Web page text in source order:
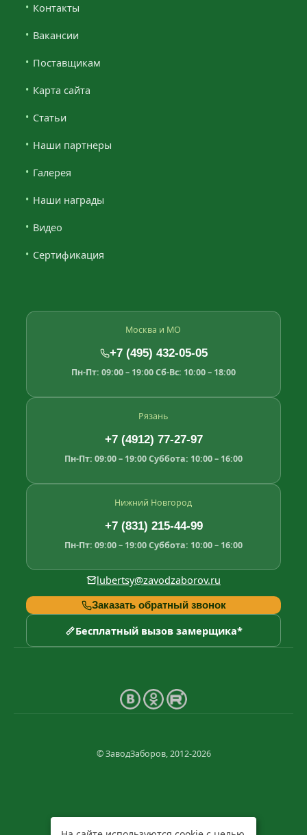
Контакты
Вакансии
Поставщикам
Карта сайта
Статьи
Наши партнеры
Галерея
Наши награды
Видео
Сертификация
Москва и МО
+7 (495) 432-05-05
Пн-Пт: 09:00 – 19:00Сб-Вс: 10:00 – 18:00
Рязань
+7 (4912) 77-27-97
Пн-Пт: 09:00 – 19:00Суббота: 10:00 – 16:00
Нижний Новгород
+7 (831) 215-44-99
Пн-Пт: 09:00 – 19:00Суббота: 10:00 – 16:00
lubertsy@zavodzaborov.ru
Заказать обратный звонок
Бесплатный вызов замерщика*
© ЗаводЗаборов, 2012-2026